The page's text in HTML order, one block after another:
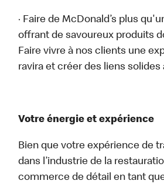
· Faire de McDonald’s plus
offrant de savoureux produits
Faire vivre à nos clients une
ravira et créer des liens solides
Votre énergie et expérience
Bien que votre expérience de
dans l’industrie de la
commerce de détail en tant